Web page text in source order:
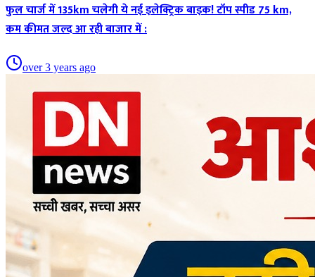
फुल चार्ज में 135km चलेगी ये नई इलेक्ट्रिक बाइक! टॉप स्पीड 75 km,
कम कीमत जल्द आ रही बाजार में :
over 3 years ago